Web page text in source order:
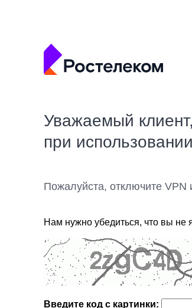
Уважаемый
при
Пожалуйста, отключите
Нам нужно убедиться, что вы не
Введите код с картинки: